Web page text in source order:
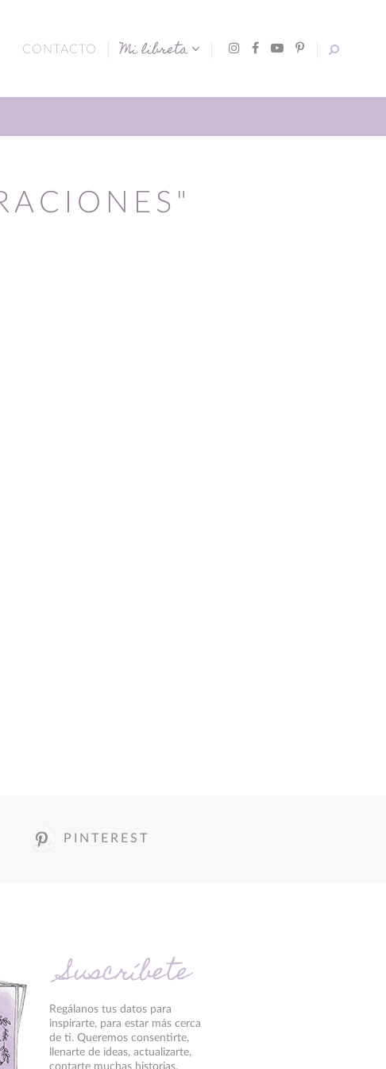
CONTACTO Mi libreta
PINTEREST
Suscríbete
Regálanos tus datos para
inspirarte, para estar más cerca
de ti. Queremos consentirte,
llenarte de ideas, actualizarte,
contarte muchas historias.